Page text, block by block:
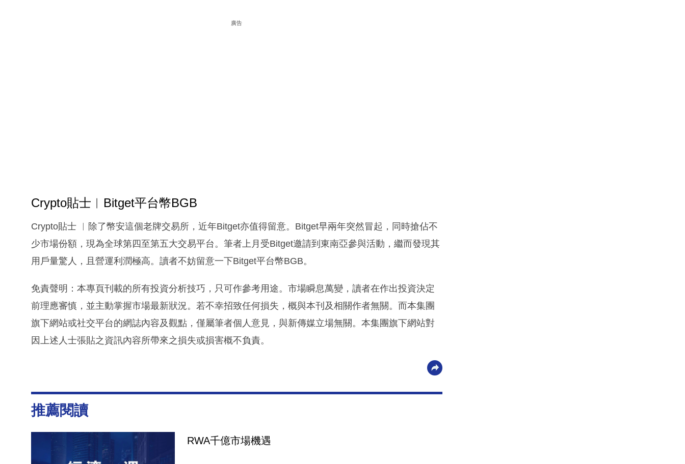
廣告
Crypto貼士︳Bitget平台幣BGB
Crypto貼士 ︳除了幣安這個老牌交易所，近年Bitget亦值得留意。Bitget早兩年突然冒起，同時搶佔不
少市場份額，現為全球第四至第五大交易平台。筆者上月受Bitget邀請到東南亞參與活動，繼而發現其
用戶量驚人，且營運利潤極高。讀者不妨留意一下Bitget平台幣BGB。
免責聲明：本專頁刊載的所有投資分析技巧，只可作參考用途。市場瞬息萬變，讀者在作出投資決定
前理應審慎，並主動掌握市場最新狀況。若不幸招致任何損失，概與本刊及相關作者無關。而本集團
旗下網站或社交平台的網誌內容及觀點，僅屬筆者個人意見，與新傳媒立場無關。本集團旗下網站對
因上述人士張貼之資訊內容所帶來之損失或損害概不負責。
推薦閱讀
RWA千億市場機遇